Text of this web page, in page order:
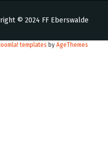
© 2024 FF Eberswalde
templates by AgeThemes